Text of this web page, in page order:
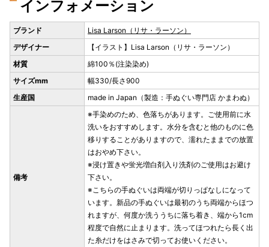
インフォメーション
ブランド
Lisa Larson（リサ・ラーソン）
デザイナー
【イラスト】Lisa Larson（リサ・ラーソン）
材質
綿100％(注染染め)
サイズmm
幅330/長さ900
生産国
made in Japan（製造：手ぬぐい専門店 かまわぬ）
備考
※手染めのため、色落ちがあります。ご使用前に水
洗いをおすすめします。水分を含むと他のものに色
移りすることがありますので、濡れたままでの放置
はおやめ下さい。
※浸け置きや蛍光増白剤入り洗剤のご使用はお避け
下さい。
※こちらの手ぬぐいは両端が切りっぱなしになって
います。新品の手ぬぐいは最初のうち両端からほつ
れますが、何度か洗ううちに落ち着き、端から1cm
程度で自然に止まります。洗ってほつれたら長く出
た糸だけをはさみで切ってお使いください。